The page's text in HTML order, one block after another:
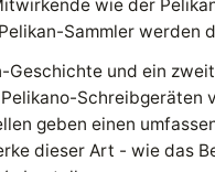
wie der
Sammler werden
und ein
Schreibgeräten
geben einen
dieser Art - wie das